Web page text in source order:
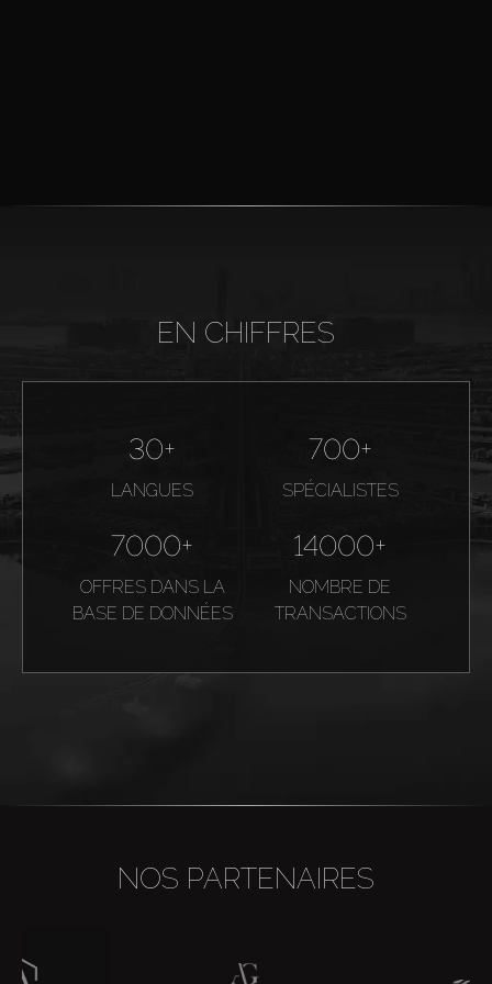
EN CHIFFRES
30+
LANGUES
700+
SPÉCIALISTES
7000+
OFFRES DANS LA
BASE DE DONNÉES
14000+
NOMBRE DE
TRANSACTIONS
NOS PARTENAIRES